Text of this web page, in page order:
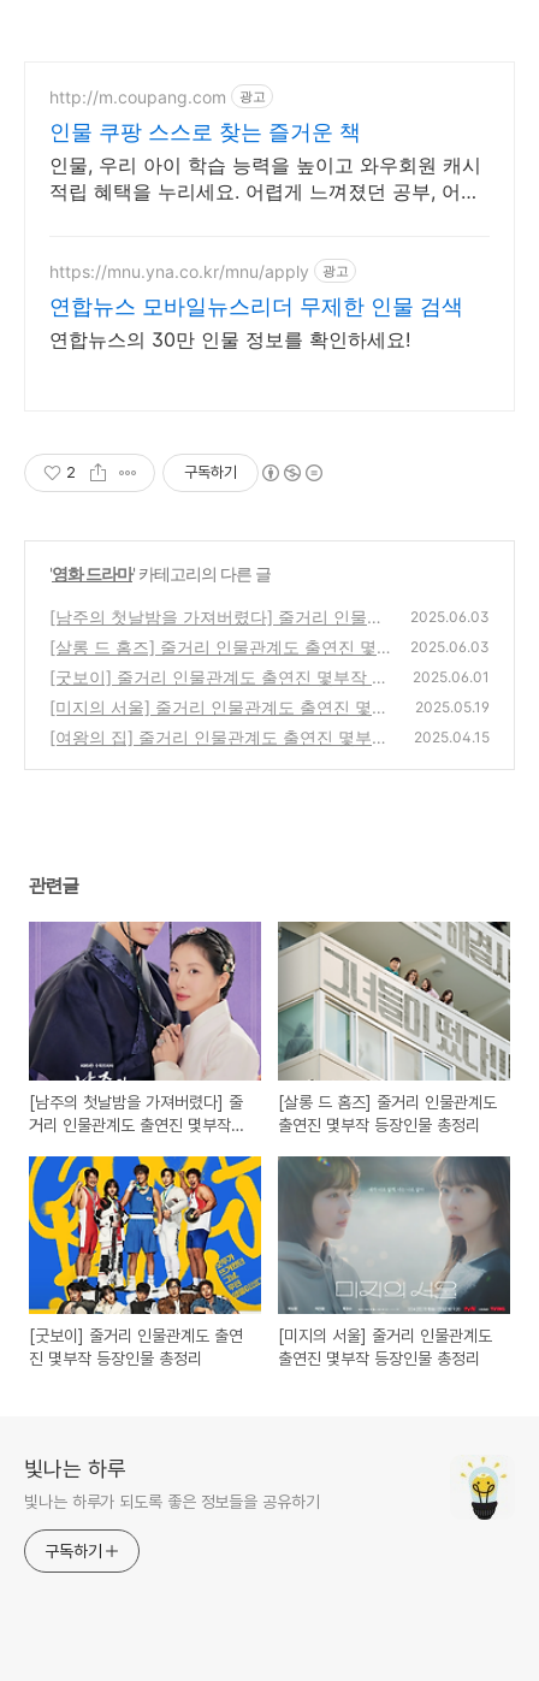
http://m.coupang.com 광고
인물 쿠팡 스스로 찾는 즐거운 책
인물, 우리 아이 학습 능력을 높이고 와우회원 캐시
적립 혜택을 누리세요. 어렵게 느껴졌던 공부, 어린
https://mnu.yna.co.kr/mnu/apply 광고
연합뉴스 모바일뉴스리더 무제한 인물 검색
연합뉴스의 30만 인물 정보를 확인하세요!
2 구독하기
'영화 드라마' 카테고리의 다른 글
[남주의 첫날밤을 가져버렸다] 줄거리 인물관
계도 출연진 몇부작 등장인물 총정리
(0)
2025.06.03
[살롱 드 홈즈] 줄거리 인물관계도 출연진 몇부
작 등장인물 총정리
(0)
2025.06.03
[굿보이] 줄거리 인물관계도 출연진 몇부작 등
장인물 총정리
(0)
2025.06.01
[미지의 서울] 줄거리 인물관계도 출연진 몇부
작 등장인물 총정리
(0)
2025.05.19
[여왕의 집] 줄거리 인물관계도 출연진 몇부작
2025.04.15
관련글
[남주의 첫날밤을 가져버렸다] 줄
거리 인물관계도 출연진 몇부작
[살롱 드 홈즈] 줄거리 인물관계도
출연진 몇부작 등장인물 총정리
[굿보이] 줄거리 인물관계도 출연
진 몇부작 등장인물 총정리
[미지의 서울] 줄거리 인물관계도
출연진 몇부작 등장인물 총정리
빛나는 하루
빛나는 하루가 되도록 좋은 정보들을 공유하기
구독하기